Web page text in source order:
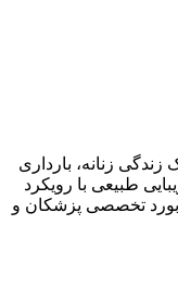
زنانه، بارداری
طبیعی با رویکرد
بورد تخصصی پزشکان و